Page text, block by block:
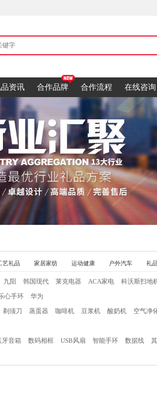
资讯 合作品牌 合作流程 在线咨询
艺礼品 家居家纺 运动健康 户外汽车 礼
九阳 韩国现代 莱克电器 ACA家电 科沃斯扫地
心手环
华为
剃须刀 蒸蛋器 咖啡机 豆浆机 酸奶机 空气净
牙音箱 数码相框 USB风扇 智能手环 数据线